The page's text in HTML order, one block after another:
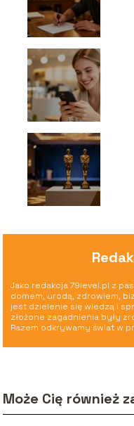
Jako redakcja 79level.pl z
domem, urodą, zdrowiem,
jest dzielenie się wiedzą i
złożone zagadnienia były
Razem odkrywamy świat w
Może Cię również